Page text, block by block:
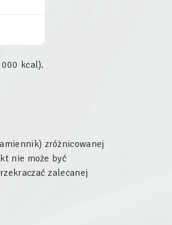
kcal).
zróżnicowanej
nie może być
zalecanej